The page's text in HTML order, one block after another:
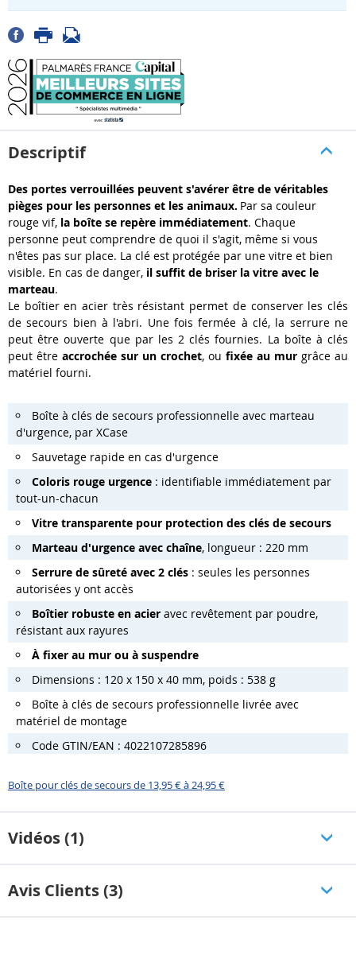
Descriptif
Des portes verrouillées peuvent s'avérer être de véritables
pièges pour les personnes et les animaux. Par sa couleur
rouge vif, la boîte se repère immédiatement. Chaque
personne peut comprendre de quoi il s'agit, même si vous
n'êtes pas sur place. La clé est protégée par une vitre et bien
visible. En cas de danger, il suffit de briser la vitre avec le
marteau.
Le boîtier en acier très résistant permet de conserver les clés
de secours bien à l'abri. Une fois fermée à clé, la serrure ne
peut être ouverte que par les 2 clés fournies. La boîte à clés
peut être accrochée sur un crochet, ou fixée au mur grâce au
matériel fourni.
Boîte à clés de secours professionnelle avec marteau
d'urgence, par XCase
Sauvetage rapide en cas d'urgence
Coloris rouge urgence : identifiable immédiatement par
tout-un-chacun
Vitre transparente pour protection des clés de secours
Marteau d'urgence avec chaîne, longueur : 220 mm
Serrure de sûreté avec 2 clés : seules les personnes
autorisées y ont accès
Boîtier robuste en acier avec revêtement par poudre,
résistant aux rayures
À fixer au mur ou à suspendre
Dimensions : 120 x 150 x 40 mm, poids : 538 g
Boîte à clés de secours professionnelle livrée avec
matériel de montage
Code GTIN/EAN : 4022107285896
Boîte pour clés de secours de 13,95 € à 24,95 €
Vidéos (1)
Avis Clients (3)